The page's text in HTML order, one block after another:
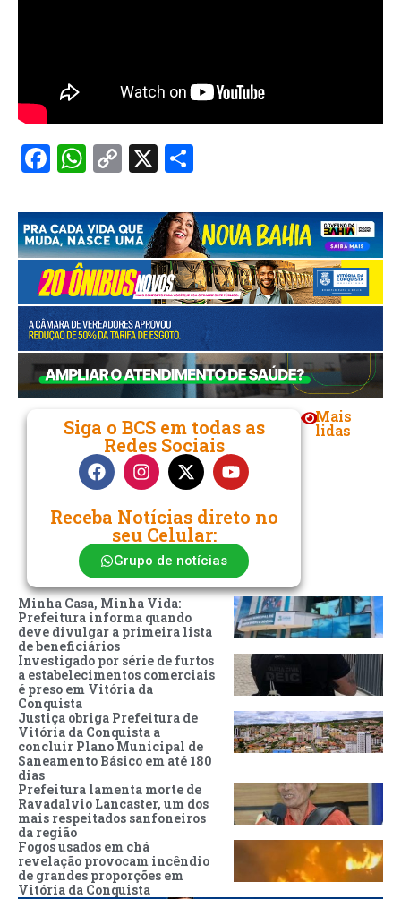
Facebook
WhatsApp
Copy
X
Siga o BCS em todas as
Redes Sociais
Receba Notícias direto no
seu Celular:
Grupo de notícias
Mais
lidas
Minha Casa, Minha Vida:
Prefeitura informa quando
deve divulgar a primeira lista
de beneficiários
Investigado por série de furtos
a estabelecimentos comerciais
é preso em Vitória da
Conquista
Justiça obriga Prefeitura de
Vitória da Conquista a
concluir Plano Municipal de
Saneamento Básico em até 180
dias
Prefeitura lamenta morte de
Ravadalvio Lancaster, um dos
mais respeitados sanfoneiros
da região
Fogos usados em chá
revelação provocam incêndio
de grandes proporções em
Vitória da Conquista